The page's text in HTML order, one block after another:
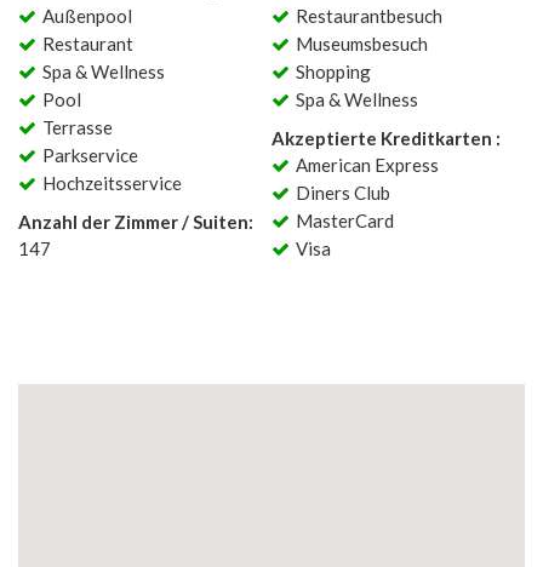
Außenpool
Restaurant
Spa & Wellness
Pool
Terrasse
Parkservice
Hochzeitsservice
Anzahl der Zimmer / Suiten:
147
Restaurantbesuch
Museumsbesuch
Shopping
Spa & Wellness
Akzeptierte Kreditkarten :
American Express
Diners Club
MasterCard
Visa